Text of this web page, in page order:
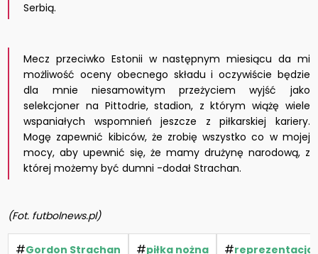
Serbią.
Mecz przeciwko Estonii w następnym miesiącu da mi
możliwość oceny obecnego składu i oczywiście będzie
dla mnie niesamowitym przeżyciem wyjść jako
selekcjoner na Pittodrie, stadion, z którym wiążę wiele
wspaniałych wspomnień jeszcze z piłkarskiej kariery.
Mogę zapewnić kibiców, że zrobię wszystko co w mojej
mocy, aby upewnić się, że mamy drużynę narodową, z
której możemy być dumni -dodał Strachan.
(Fot. futbolnews.pl)
#Gordon Strachan #piłka nożna #reprezentacja